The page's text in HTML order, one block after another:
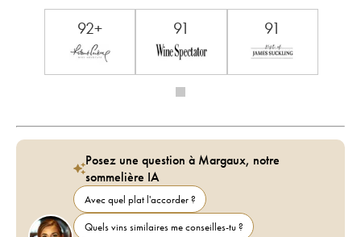
92+ 91 91
Posez une question à Margaux, notre
sommelière IA
Avec quel plat l'accorder ?
Quels vins similaires me conseilles-tu ?